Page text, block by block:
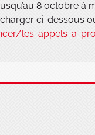
8 octobre à
ci-dessous
les-appels-a-